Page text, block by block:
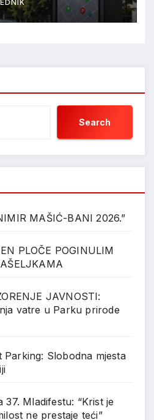
Search
MAŠIĆ-BANI 2026.”
PLOČE POGINULIM
JAVNOSTI:
vatre u Parku prirode
Slobodna mjesta
37. Mladifestu: “Krist je
ne prestaje teći”